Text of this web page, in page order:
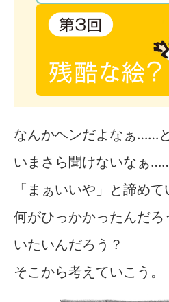
なんかヘンだよなぁ……
いまさら聞けないなぁ
「まぁいいや」と諦め
何がひっかかったんだ
いたいんだろう？
そこから考えていこう。